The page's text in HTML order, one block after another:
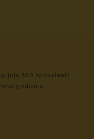
300 zaposlenih
godišnje.